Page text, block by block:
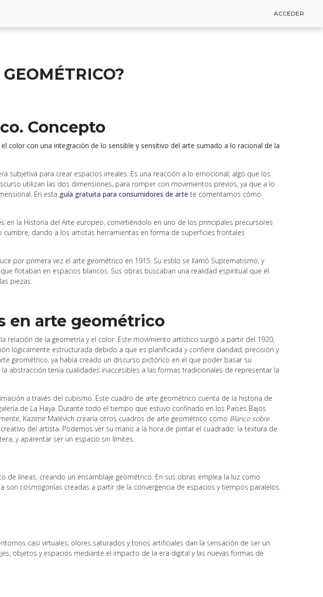
ACCEDER
ACCEDER
Concepto
color con una integración de lo sensible y sensitivo del arte sumado a lo racional de la
para crear espacios irreales. Es una reacción a lo emocional; algo que los
utilizan las dos dimensiones, para romper con movimientos previos, ya que a lo
En esta guía gratuita para consumidores de arte te comentamos cómo
en la Historia del Arte europeo, convirtiéndolo en uno de los principales precursores
dando a los artistas herramientas en forma de superficies frontales
por primera vez el arte geométrico en 1915. Su estilo se llamó Suprematismo, y
flotaban en espacios blancos. Sus obras buscaban una realidad espiritual que él
piezas.
en arte geométrico
relación de la geometría y el color. Este movimiento artístico surgió a partir del 1920,
lógicamente estructurada debido a que es planificada y confiere claridad, precisión y
geométrico, ya había creado un discurso pictórico en el que poder basar su
abstracción tenía cualidades inaccesibles a las formas tradicionales de representar la
a través del cubismo. Este cuadro de arte geométrico cuenta de la historia de
de La Haya. Durante todo el tiempo que estuvo confinado en los Países Bajos
Kazimir Malévich crearía otros cuadros de arte geométrico como Blanco sobre
del artista. Podemos ver su mano a la hora de pintar el cuadrado: la textura de
y aparentar ser un espacio sin límites.
líneas, creando un ensamblaje geométrico. En sus obras emplea la luz como
cosmogonías creadas a partir de la convergencia de espacios y tiempos paralelos.
casi virtuales; olores saturados y tonos artificiales dan la sensación de ser un
objetos y espacios mediante el impacto de la era digital y las nuevas formas de